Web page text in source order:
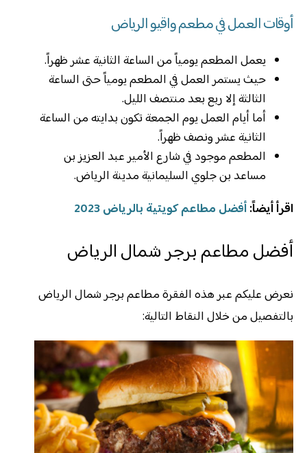
أوقات العمل في مطعم واقيو الرياض
يعمل المطعم يومياً من الساعة الثانية عشر ظهراً.
حيث يستمر العمل في المطعم يومياً حتى الساعة
الثالثة إلا ربع بعد منتصف الليل.
أما أيام العمل يوم الجمعة تكون بدايته من الساعة
الثانية عشر ونصف ظهراً.
المطعم موجود في شارع الأمير عبد العزيز بن
مساعد بن جلوي السليمانية مدينة الرياض.
اقرأ أيضاً:أفضل مطاعم كويتية بالرياض 2023
أفضل مطاعم برجر شمال الرياض
نعرض عليكم عبر هذه الفقرة مطاعم برجر شمال الرياض
بالتفصيل من خلال النقاط التالية: